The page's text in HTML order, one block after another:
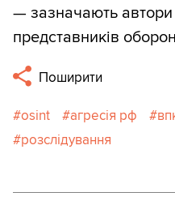
— зазначають автори
представників
Поширити
osint агресія рф
розслідування